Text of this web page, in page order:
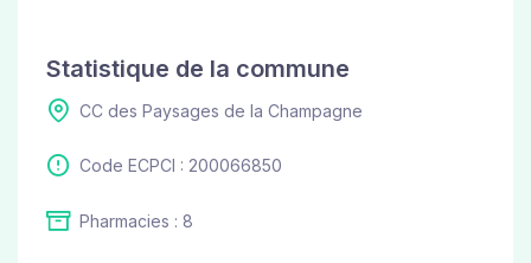
Statistique de la commune
CC des Paysages de la Champagne
Code ECPCI : 200066850
Pharmacies : 8